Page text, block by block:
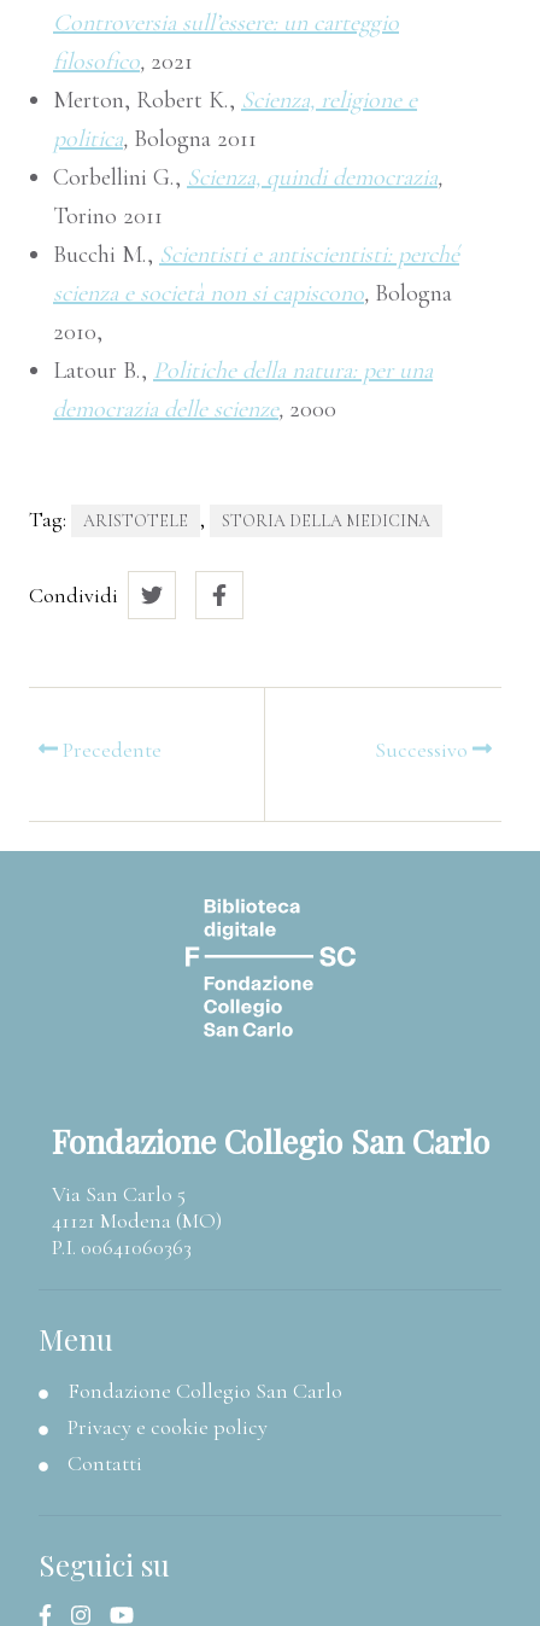
Controversia sull’essere: un carteggio
filosofico, 2021
Merton, Robert K., Scienza, religione e
politica, Bologna 2011
Corbellini G., Scienza, quindi democrazia,
Torino 2011
Bucchi M., Scientisti e antiscientisti: perché
scienza e società non si capiscono, Bologna
2010,
Latour B., Politiche della natura: per una
democrazia delle scienze, 2000
Tag: ARISTOTELE , STORIA DELLA MEDICINA
Condividi
Precedente Successivo
Fondazione Collegio San Carlo
Via San Carlo 5
41121 Modena (MO)
P.I. 00641060363
Menu
Fondazione Collegio San Carlo
Privacy e cookie policy
Contatti
Seguici su